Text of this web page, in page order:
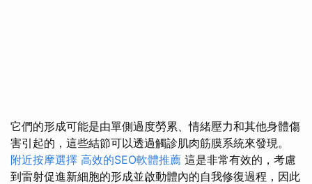
它們的形成可能是由單側過度勞累、情緒壓力和其他身體傷
害引起的，這些結節可以透過觸診肌肉筋膜系統來發現。
附近按摩選擇 高效的SEO軟體推薦 這是非常有效的，考慮
到雷射促進新細胞的形成並啟動體內的自我修復過程，因此